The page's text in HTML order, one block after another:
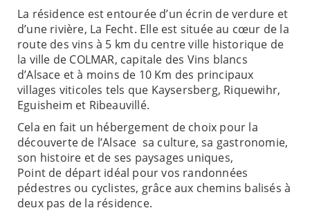
La résidence est entourée d’un écrin de verdure et
d’une rivière, La Fecht. Elle est située au cœur de la
route des vins à 5 km du centre ville historique de
la ville de COLMAR, capitale des Vins blancs
d’Alsace et à moins de 10 Km des principaux
villages viticoles tels que Kaysersberg, Riquewihr,
Eguisheim et Ribeauvillé.
Cela en fait un hébergement de choix pour la
découverte de l’Alsace sa culture, sa gastronomie,
son histoire et de ses paysages uniques,
Point de départ idéal pour vos randonnées
pédestres ou cyclistes, grâce aux chemins balisés à
deux pas de la résidence.